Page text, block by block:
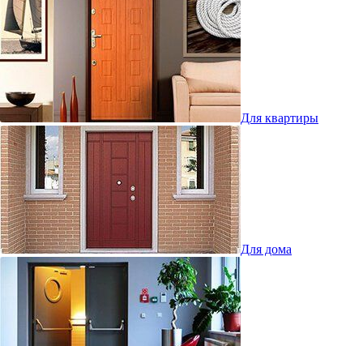
Для квартиры
Для дома